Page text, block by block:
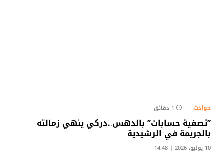
حوادث 1 دقائق
​”تصفية حسابات” بالدهس..دركي ينهي زمالته
بالجريمة في الرشيدية
10 يوليو، 2026 | 14:48